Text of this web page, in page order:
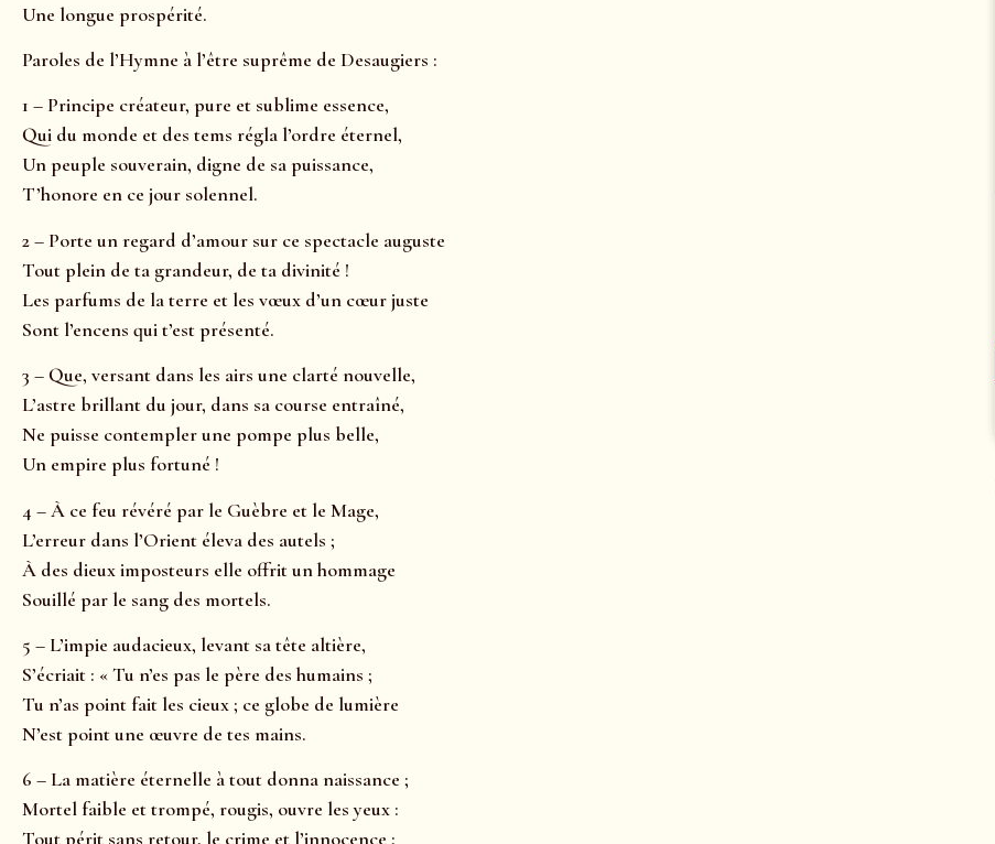
Une longue prospérité.
Paroles de l’Hymne à l’être suprême de Desaugiers :
1 – Principe créateur, pure et sublime essence,
Qui du monde et des tems régla l’ordre éternel,
Un peuple souverain, digne de sa puissance,
T’honore en ce jour solennel.
2 – Porte un regard d’amour sur ce spectacle auguste
Tout plein de ta grandeur, de ta divinité !
Les parfums de la terre et les vœux d’un cœur juste
Sont l’encens qui t’est présenté.
3 – Que, versant dans les airs une clarté nouvelle,
L’astre brillant du jour, dans sa course entraîné,
Ne puisse contempler une pompe plus belle,
Un empire plus fortuné !
4 – À ce feu révéré par le Guèbre et le Mage,
L’erreur dans l’Orient éleva des autels ;
À des dieux imposteurs elle offrit un hommage
Souillé par le sang des mortels.
5 – L’impie audacieux, levant sa tête altière,
S’écriait : « Tu n’es pas le père des humains ;
Tu n’as point fait les cieux ; ce globe de lumière
N’est point une œuvre de tes mains.
6 – La matière éternelle à tout donna naissance ;
Mortel faible et trompé, rougis, ouvre les yeux :
Tout périt sans retour, le crime et l’innocence ;